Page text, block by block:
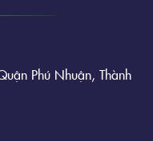
Phú Nhuận, Thành